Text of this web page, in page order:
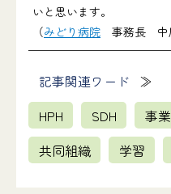
いと思います。
（みどり病院 事務長 中
記事関連ワード
HPH
SDH 事
共同組織
学習